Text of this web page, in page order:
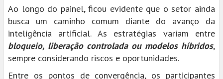
Ao longo do painel, ficou evidente que o setor ainda
busca um caminho comum diante do avanço da
inteligência artificial. As estratégias variam entre
bloqueio, liberação controlada ou modelos híbridos,
sempre considerando riscos e oportunidades.
Entre os pontos de convergência, os participantes